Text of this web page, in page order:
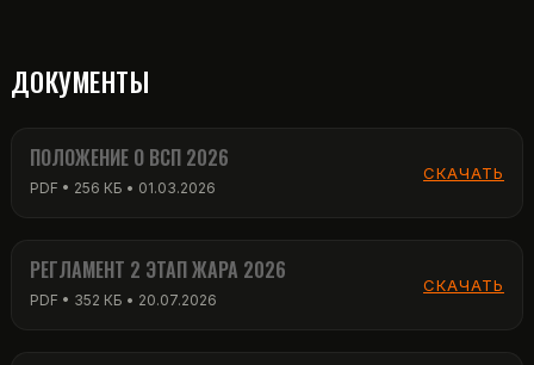
ДОКУМЕНТЫ
ПОЛОЖЕНИЕ О ВСП 2026
PDF • 256 КБ • 01.03.2026
СКАЧАТЬ
РЕГЛАМЕНТ 2 ЭТАП ЖАРА 2026
PDF • 352 КБ • 20.07.2026
СКАЧАТЬ